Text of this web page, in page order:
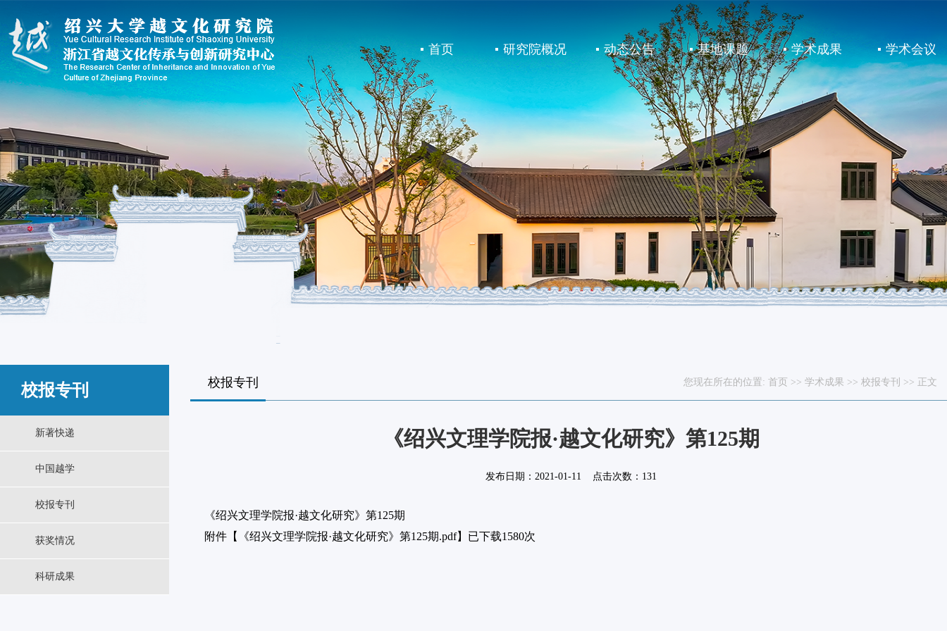
首页 研究院概况 动态公告 基地课题 学术成果 学术会议
校报专刊
新著快递
中国越学
校报专刊
获奖情况
科研成果
校报专刊 您现在所在的位置: 首页 >> 学术成果 >> 校报专刊 >> 正文
《绍兴文理学院报·越文化研究》第125期
发布日期： 2021-01-11 点击次数： 131
《绍兴文理学院报·越文化研究》第125期
附件【
《绍兴文理学院报·越文化研究》第125期.pdf】已下载1580次